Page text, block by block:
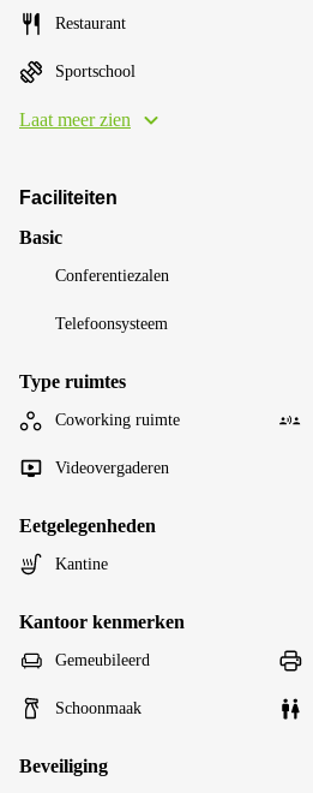
Restaurant
Sportschool
Laat meer zien
Faciliteiten
Basic
Conferentiezalen
Telefoonsysteem
Type ruimtes
Coworking ruimte
Videovergaderen
Eetgelegenheden
Kantine
Kantoor kenmerken
Gemeubileerd
Schoonmaak
Beveiliging